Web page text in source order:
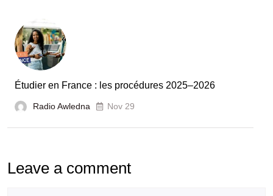
et
écoles
Étudier en France : les procédures 2025–2026
Radio Awledna Nov 29
Leave a comment